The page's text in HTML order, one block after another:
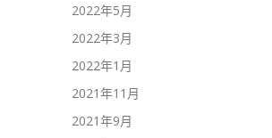
2022年5月
2022年3月
2022年1月
2021年11月
2021年9月